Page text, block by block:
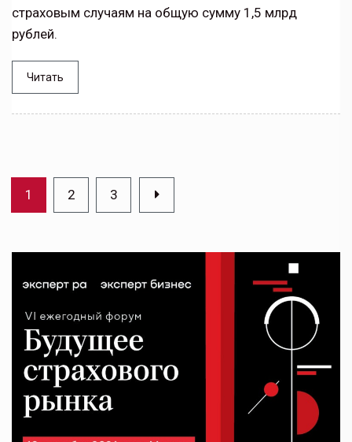
страховым случаям на общую сумму 1,5 млрд
рублей.
Читать
1 2 3